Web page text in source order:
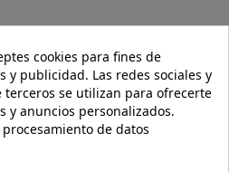
cookies para fines de
y publicidad. Las redes sociales y
terceros se utilizan para ofrecerte
y anuncios personalizados.
procesamiento de datos